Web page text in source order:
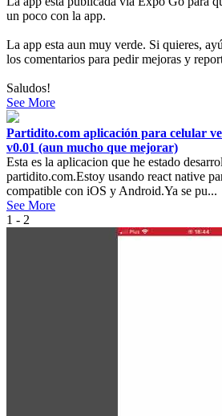
un poco con la app.
La app esta aun muy verde. Si quieres,
los comentarios para pedir mejoras y
Saludos!
See More
Partidito.com aplicación para celular
v0.01 (aun mucho que mejorar)
Esta es la aplicacion que he estado
partidito.com.Estoy usando react native
compatible con iOS y Android.Ya se pu...
See More
1 - 2